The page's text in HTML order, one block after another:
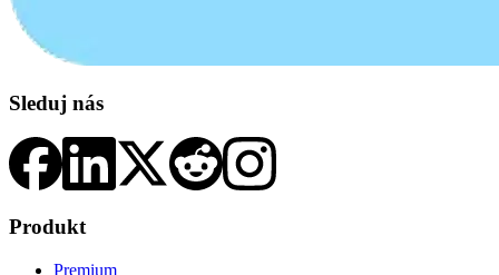
Sleduj nás
Produkt
Premium